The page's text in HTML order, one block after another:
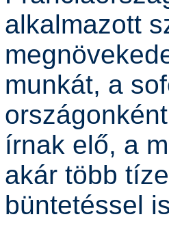
alkalmazott
munkát, a
írnak elő, a
akár több
büntetéssel